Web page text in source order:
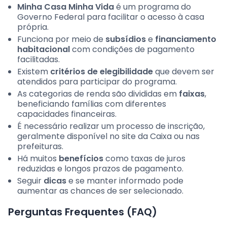
Minha Casa Minha Vidaé um programa do
Governo Federal para facilitar o acesso à casa
própria.
Funciona por meio de subsídiose financiamento
habitacionalcom condições de pagamento
facilitadas.
Existem critérios de elegibilidadeque devem ser
atendidos para participar do programa.
As categorias de renda são divididas em faixas,
beneficiando famílias com diferentes
capacidades financeiras.
É necessário realizar um processo de inscrição,
geralmente disponível no site da Caixa ou nas
prefeituras.
Há muitos benefícioscomo taxas de juros
reduzidas e longos prazos de pagamento.
Seguir dicase se manter informado pode
aumentar as chances de ser selecionado.
Perguntas Frequentes (FAQ)